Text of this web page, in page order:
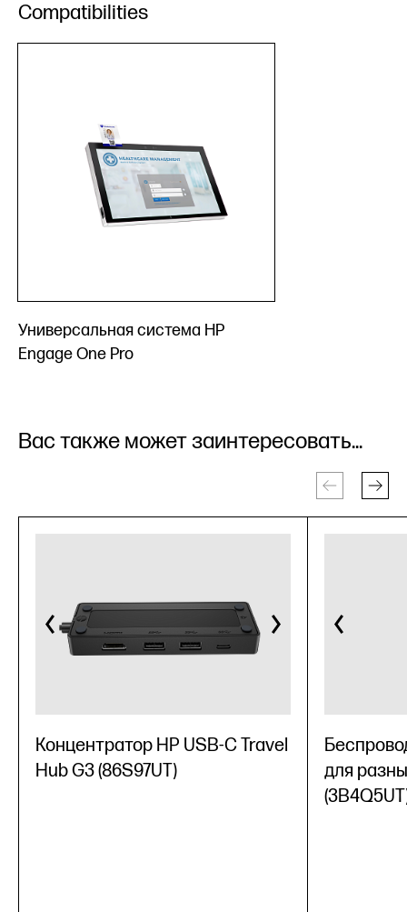
Compatibilities
Универсальная система HP
Engage One Pro
Вас также может заинтересовать...
Концентратор HP USB-C Travel
Hub G3 (86S97UT)
для